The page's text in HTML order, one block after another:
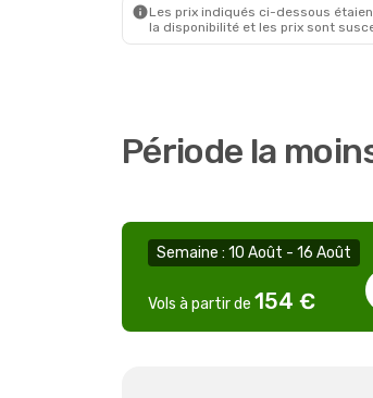
Les prix indiqués ci-dessous
la disponibilité et les prix sont
Période la
Semaine : 10 Août - 16 Août
Vols à partir de 154 €